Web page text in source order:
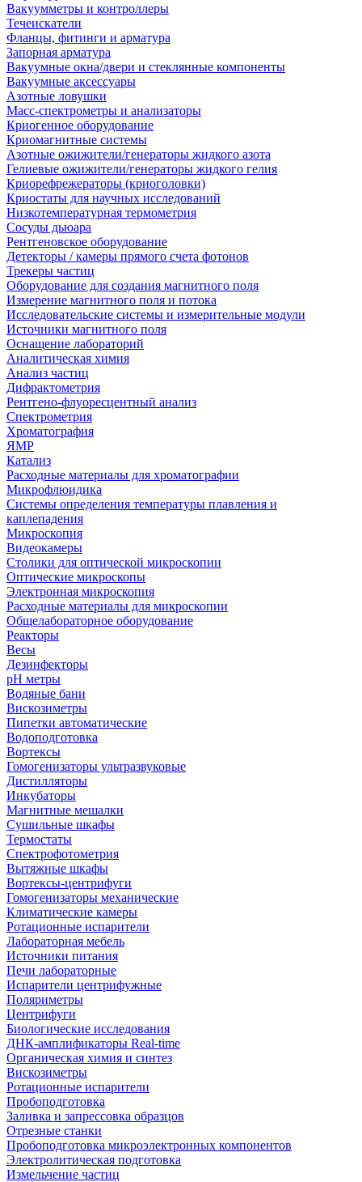
Вакуумметры и контроллеры
Течеискатели
Фланцы, фитинги и арматура
Запорная арматура
Вакуумные окна/двери и стеклянные компоненты
Вакуумные аксессуары
Азотные ловушки
Масс-спектрометры и анализаторы
Криогенное оборудование
Криомагнитные системы
Азотные ожижители/генераторы жидкого азота
Гелиевые ожижители/генераторы жидкого гелия
Криорефрежераторы (криоголовки)
Криостаты для научных исследований
Низкотемпературная термометрия
Сосуды дьюара
Рентгеновское оборудование
Детекторы / камеры прямого счета фотонов
Трекеры частиц
Оборудование для создания магнитного поля
Измерение магнитного поля и потока
Исследовательские системы и измерительные модули
Источники магнитного поля
Оснащение лабораторий
Аналитическая химия
Анализ частиц
Дифрактометрия
Рентгено-флуоресцентный анализ
Спектрометрия
Хроматография
ЯМР
Катализ
Расходные материалы для хроматографии
Микрофлюидика
Системы определения температуры плавления и
каплепадения
Микроскопия
Видеокамеры
Столики для оптической микроскопии
Оптические микроскопы
Электронная микроскопия
Расходные материалы для микроскопии
Общелабораторное оборудование
Реакторы
Весы
Дезинфекторы
рН метры
Водяные бани
Вискозиметры
Пипетки автоматические
Водоподготовка
Вортексы
Гомогенизаторы ультразвуковые
Дистилляторы
Инкубаторы
Магнитные мешалки
Сушильные шкафы
Термостаты
Спектрофотометрия
Вытяжные шкафы
Вортексы-центрифуги
Гомогенизаторы механические
Климатические камеры
Ротационные испарители
Лабораторная мебель
Источники питания
Печи лабораторные
Испарители центрифужные
Поляриметры
Центрифуги
Биологические исследования
ДНК-амплификаторы Real-time
Органическая химия и синтез
Вискозиметры
Ротационные испарители
Пробоподготовка
Заливка и запрессовка образцов
Отрезные станки
Пробоподготовка микроэлектронных компонентов
Электролитическая подготовка
Измельчение частиц